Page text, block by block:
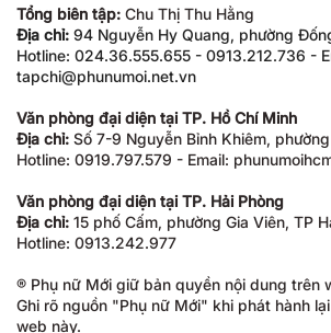
Tổng biên tập: Chu Thị Thu Hằng
Địa chỉ: 94 Nguyễn Hy Quang, phường
Hotline: 024.36.555.655 - 0913.212.736 -
tapchi@phunumoi.net.vn
Văn phòng đại diện tại TP. Hồ Chí Minh
Địa chỉ: Số 7-9 Nguyễn Bỉnh Khiêm,
Hotline: 0919.797.579 - Email:
Văn phòng đại diện tại TP. Hải Phòng
Địa chỉ: 15 phố Cấm, phường Gia Viên, TP
Hotline: 0913.242.977
® Phụ nữ Mới giữ bản quyền nội dung trên
Ghi rõ nguồn "Phụ nữ Mới" khi phát hành
web này.